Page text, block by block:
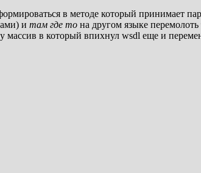
в методе который принимает
и там где то на другом языке
массив в который впихнул wsdl еще и